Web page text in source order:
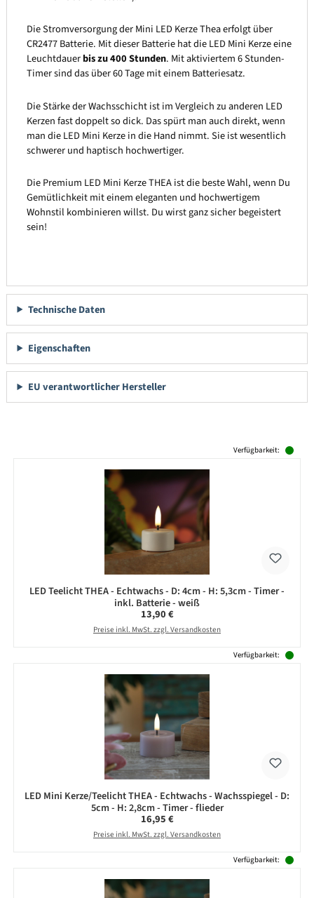
Die Stromversorgung der Mini LED Kerze Thea erfolgt über
CR2477 Batterie. Mit dieser Batterie hat die LED Mini Kerze eine
Leuchtdauerbis zu 400 Stunden. Mit aktiviertem 6 Stunden-
Timer sind das über 60 Tage mit einem Batteriesatz.
Die Stärke der Wachsschicht ist im Vergleich zu anderen LED
Kerzen fast doppelt so dick. Das spürt man auch direkt, wenn
man die LED Mini Kerze in die Hand nimmt. Sie ist wesentlich
schwerer und haptisch hochwertiger.
Die Premium LED Mini Kerze THEA ist die beste Wahl, wenn Du
Gemütlichkeit mit einem eleganten und hochwertigem
Wohnstil kombinieren willst. Du wirst ganz sicher begeistert
sein!
Technische Daten
Eigenschaften
EU verantwortlicher Hersteller
Verfügbarkeit:
LED Teelicht THEA - Echtwachs - D: 4cm - H: 5,3cm - Timer -
inkl. Batterie - weiß
Regulärer Preis:
13,90 €
Preise inkl. MwSt. zzgl. Versandkosten
Verfügbarkeit:
LED Mini Kerze/Teelicht THEA - Echtwachs - Wachsspiegel - D:
5cm - H: 2,8cm - Timer - flieder
Regulärer Preis:
16,95 €
Preise inkl. MwSt. zzgl. Versandkosten
Verfügbarkeit: